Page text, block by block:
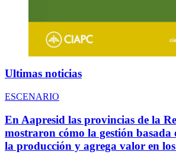
Ultimas noticias
ESCENARIO
En Aapresid las provincias de la
mostraron cómo la gestión basada
la producción y agrega valor en